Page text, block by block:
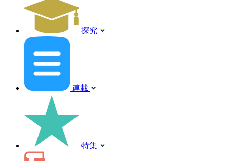
探究
連載
特集